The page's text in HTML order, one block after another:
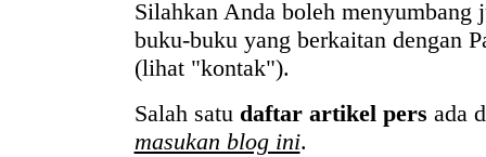
Silahkan Anda boleh menyumbang
buku-buku yang berkaitan dengan
(lihat "kontak").
Salah satu daftar artikel pers ada
masukan blog ini.